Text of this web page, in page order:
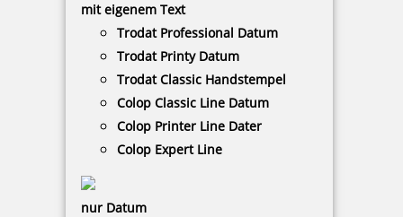
mit eigenem Text
Trodat Professional Datum
Trodat Printy Datum
Trodat Classic Handstempel
Colop Classic Line Datum
Colop Printer Line Dater
Colop Expert Line
nur Datum
Fußschalter für Modell 880